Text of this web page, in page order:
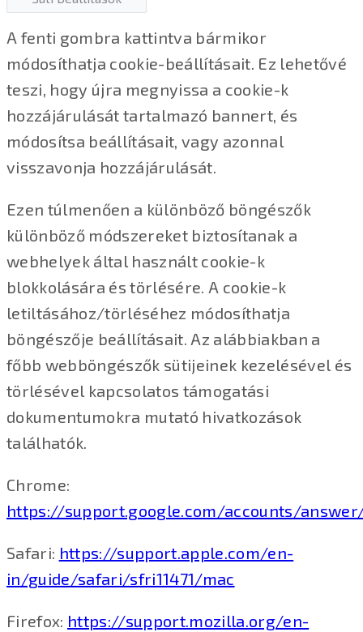
A fenti gombra kattintva bármikor
módosíthatja cookie-beállításait. Ez lehetővé
teszi, hogy újra megnyissa a cookie-k
hozzájárulását tartalmazó bannert, és
módosítsa beállításait, vagy azonnal
visszavonja hozzájárulását.
Ezen túlmenően a különböző böngészők
különböző módszereket biztosítanak a
webhelyek által használt cookie-k
blokkolására és törlésére. A cookie-k
letiltásához/törléséhez módosíthatja
böngészője beállításait. Az alábbiakban a
főbb webböngészők sütijeinek kezelésével és
törlésével kapcsolatos támogatási
dokumentumokra mutató hivatkozások
találhatók.
Chrome:
https://support.google.com/accounts/
Safari: https://support.apple.com/en-
in/guide/safari/sfri11471/mac
Firefox: https://support.mozilla.org/en-